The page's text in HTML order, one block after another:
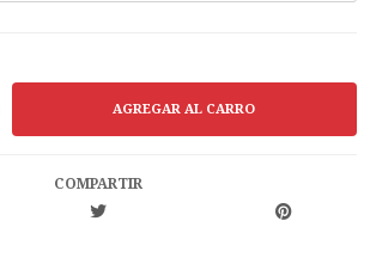
COMPARTIR